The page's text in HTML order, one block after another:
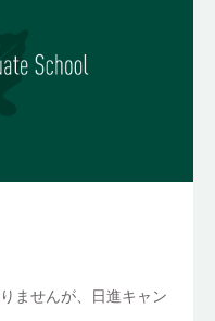
ませんが、日進キャン